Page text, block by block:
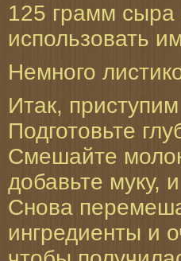
125 грамм сыра
использовать
Немного
Итак,
Подготовьте
Смешайте
добавьте муку,
Снова
ингредиенты и